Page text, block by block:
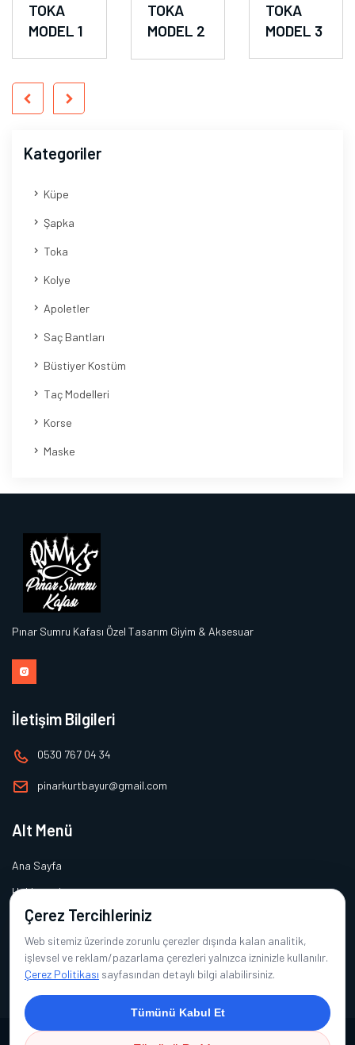
TOKA
MODEL 1
TOKA
MODEL 2
TOKA
MODEL 3
Kategoriler
Küpe
Şapka
Toka
Kolye
Apoletler
Saç Bantları
Büstiyer Kostüm
Taç Modelleri
Korse
Maske
Pınar Sumru Kafası Özel Tasarım Giyim & Aksesuar
İletişim Bilgileri
0530 767 04 34
pinarkurtbayur@gmail.com
Alt Menü
Ana Sayfa
Hakkımızda
Ürünlerimiz
Referanslarımız
İletişim
Çerez Tercihleriniz
Web sitemiz üzerinde zorunlu çerezler dışında kalan analitik,
işlevsel ve reklam/pazarlama çerezleri yalnızca izninizle kullanılır.
Çerez Politikası sayfasından detaylı bilgi alabilirsiniz.
Tümünü Kabul Et